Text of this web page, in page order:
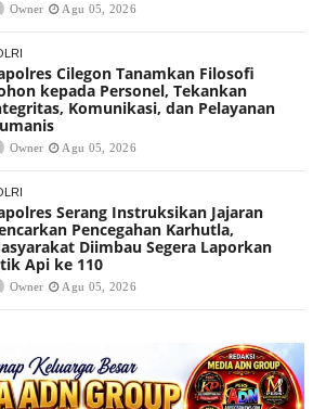
Owner Agu 05, 2026
Cilegon Tanamkan Filosofi
kepada Personel, Tekankan
Komunikasi, dan Pelayanan
Owner Agu 05, 2026
Serang Instruksikan Jajaran
Pencegahan Karhutla,
Diimbau Segera Laporkan
Api ke 110
Owner Agu 05, 2026